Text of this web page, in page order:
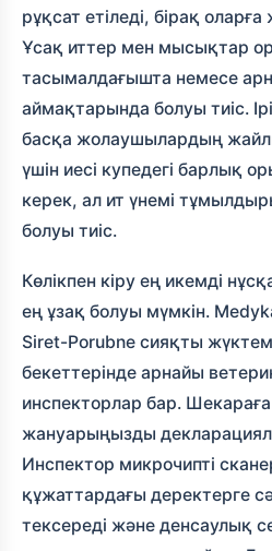
рұқсат етіледі, бірақ
Ұсақ иттер мен мысықтар
тасымалдағышта немесе
аймақтарында болуы тиіс.
басқа жолаушылардың
үшін иесі купедегі барлық
керек, ал ит үнемі
болуы тиіс.
Көлікпен кіру ең икемді
ең ұзақ болуы мүмкін.
Siret-Porubne сияқты
бекеттерінде арнайы
инспекторлар бар.
жануарыңызды
Инспектор микрочипті
құжаттардағы деректерге
тексереді және денсаулық